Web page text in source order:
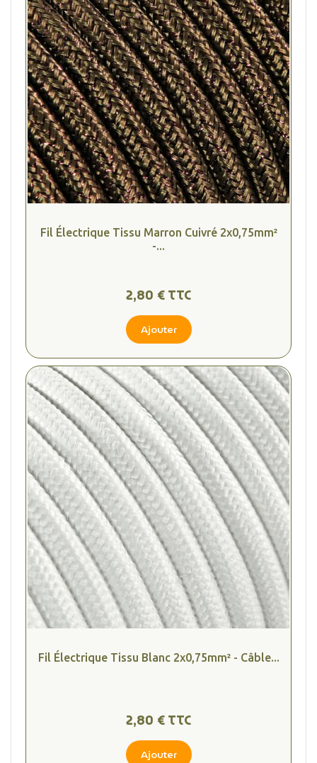
Fil Électrique Tissu Marron Cuivré 2x0,75mm²
-...
2,80 € TTC
Ajouter
Fil Électrique Tissu Blanc 2x0,75mm² - Câble...
2,80 € TTC
Ajouter